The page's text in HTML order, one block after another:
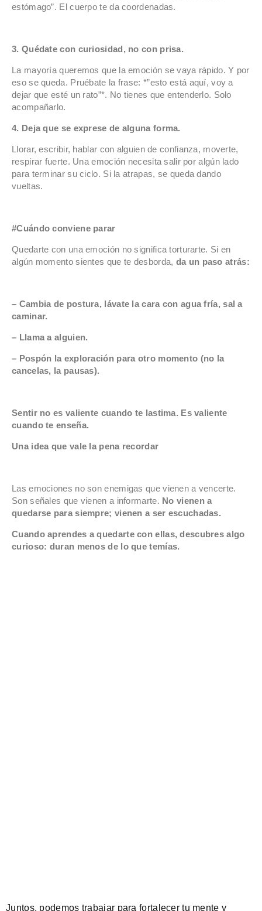
estómago”. El cuerpo te da coordenadas.
3. Quédate con curiosidad, no con prisa.
La mayoría queremos que la emoción se vaya rápido. Y por
eso se queda. Pruébate la frase: *”esto está aquí, voy a
dejar que esté un rato”*. No tienes que entenderlo. Solo
acompañarlo.
4. Deja que se exprese de alguna forma.
Llorar, escribir, hablar con alguien de confianza, moverte,
respirar fuerte. Una emoción necesita salir por algún lado
para terminar su ciclo. Si la atrapas, se queda dando
vueltas.
#Cuándo conviene parar
Quedarte con una emoción no significa torturarte. Si en
algún momento sientes que te desborda, da un paso atrás:
– Cambia de postura, lávate la cara con agua fría, sal a
caminar.
– Llama a alguien.
– Pospón la exploración para otro momento (no la
cancelas, la pausas).
Sentir no es valiente cuando te lastima. Es valiente
cuando te enseña.
Una idea que vale la pena recordar
Las emociones no son enemigas que vienen a vencerte.
Son señales que vienen a informarte. No vienen a
quedarse para siempre; vienen a ser escuchadas.
Cuando aprendes a quedarte con ellas, descubres algo
curioso: duran menos de lo que temías.
Juntos, podemos trabajar para fortalecer tu mente y